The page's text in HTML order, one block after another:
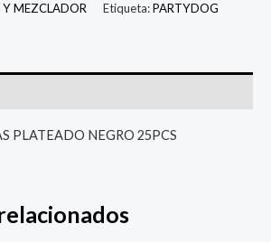
MEZCLADOR Etiqueta:PARTYDOG
PLATEADO NEGRO 25PCS